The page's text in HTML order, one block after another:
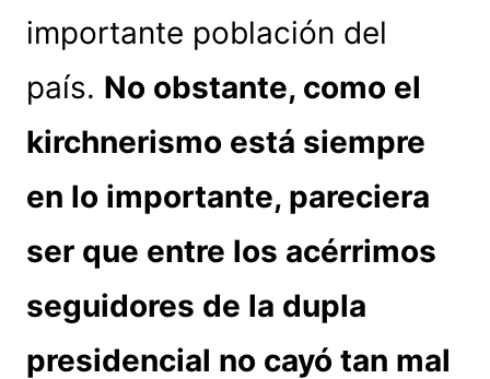
importante población del
país. No obstante, como el
kirchnerismo está siempre
en lo importante, pareciera
ser que entre los acérrimos
seguidores de la dupla
presidencial no cayó tan mal